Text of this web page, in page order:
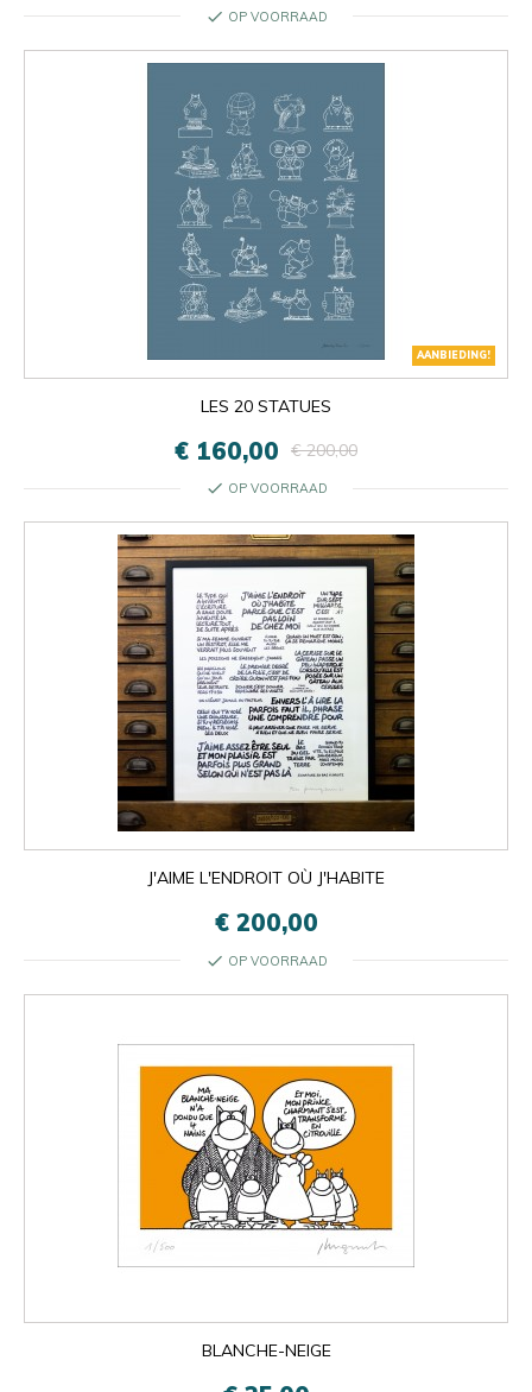
check OP VOORRAAD
AANBIEDING!
LES 20 STATUES
€ 160,00 € 200,00
check OP VOORRAAD
J'AIME L'ENDROIT OÙ J'HABITE
€ 200,00
check OP VOORRAAD
BLANCHE-NEIGE